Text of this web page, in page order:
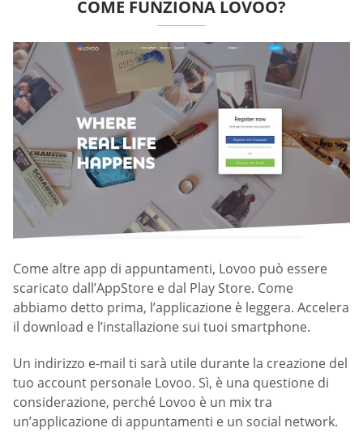
COME FUNZIONA LOVOO?
Come altre app di appuntamenti, Lovoo può essere
scaricato dall’AppStore e dal Play Store. Come
abbiamo detto prima, l’applicazione è leggera. Accelera
il download e l’installazione sui tuoi smartphone.
Un indirizzo e-mail ti sarà utile durante la creazione del
tuo account personale Lovoo. Sì, è una questione di
considerazione, perché Lovoo è un mix tra
un’applicazione di appuntamenti e un social network.